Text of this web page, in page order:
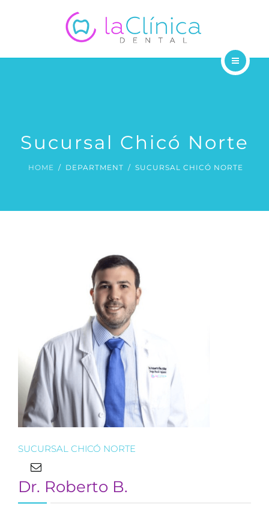
Sucursal Chicó Norte
HOME DEPARTMENT SUCURSAL CHICÓ NORTE
SUCURSAL CHICÓ NORTE
Dr. Roberto B.